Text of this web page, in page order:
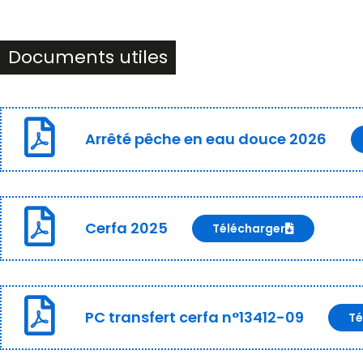
Documents utiles
Arrêté pêche en eau douce 2026
Cerfa 2025 Télécharger
PC transfert cerfa n°13412-09